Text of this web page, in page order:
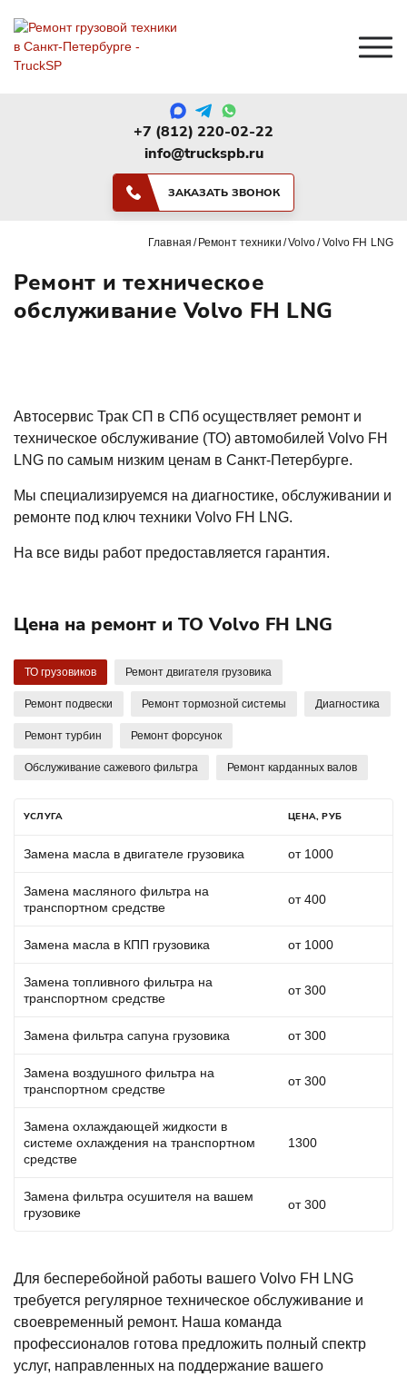
+7 (812) 220-02-22
info@truckspb.ru
ЗАКАЗАТЬ ЗВОНОК
Главная Ремонт техники Volvo Volvo FH LNG
Ремонт и техническое
обслуживание Volvo FH LNG
Автосервис Трак СП в СПб осуществляет ремонт и
техническое обслуживание (ТО) автомобилей Volvo FH
LNG по самым низким ценам в Санкт-Петербурге.
Мы специализируемся на диагностике, обслуживании и
ремонте под ключ техники Volvo FH LNG.
На все виды работ предоставляется гарантия.
Цена на ремонт и ТО Volvo FH LNG
ТО грузовиков Ремонт двигателя грузовика
Ремонт подвески Ремонт тормозной системы Диагностика
Ремонт турбин Ремонт форсунок
Обслуживание сажевого фильтра Ремонт карданных валов
УСЛУГА ЦЕНА, РУБ
Замена масла в двигателе грузовика от 1000
Замена масляного фильтра на
транспортном средстве
от 400
Замена масла в КПП грузовика от 1000
Замена топливного фильтра на
транспортном средстве
от 300
Замена фильтра сапуна грузовика от 300
Замена воздушного фильтра на
транспортном средстве
от 300
Замена охлаждающей жидкости в
системе охлаждения на транспортном
средстве
1300
Замена фильтра осушителя на вашем
грузовике
от 300
Для бесперебойной работы вашего Volvo FH LNG
требуется регулярное техническое обслуживание и
своевременный ремонт. Наша команда
профессионалов готова предложить полный спектр
услуг, направленных на поддержание вашего